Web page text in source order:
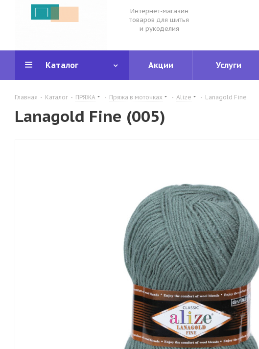
Интернет-магазин
товаров для шитья
и рукоделия
Каталог Акции Услуги
Главная - Каталог - ПРЯЖА - Пряжа в моточках - Alize - Lanagold Fine
Lanagold Fine (005)